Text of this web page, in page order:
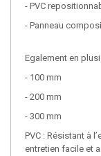
- PVC
- Panneau
Egalement en
- 100 mm
- 200 mm
- 300 mm
PVC : Résistant à
entretien facile et